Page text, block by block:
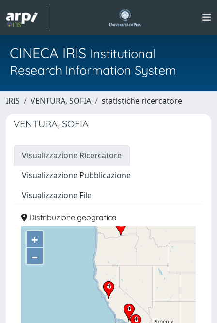
CINECA IRIS Institutional
Research Information System
IRIS VENTURA, SOFIA statistiche ricercatore
VENTURA, SOFIA
Visualizzazione Ricercatore
Visualizzazione Pubblicazione
Visualizzazione File
Distribuzione geografica
+
–